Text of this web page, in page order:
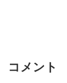
コメント